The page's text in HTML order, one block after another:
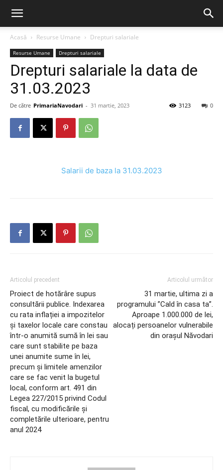
Acasă Resurse Umane Drepturi salariale
Resurse Umane Drepturi salariale
Drepturi salariale la data de
31.03.2023
De către PrimariaNavodari - 31 martie, 2023 0
3123
Salarii de baza la 31.03.2023
Articolul precedent
Proiect de hotărâre supus
consultării publice. Indexarea
cu rata inflației a impozitelor
și taxelor locale care constau
într-o anumită sumă în lei sau
care sunt stabilite pe baza
unei anumite sume în lei,
precum și limitele amenzilor
care se fac venit la bugetul
local, conform art. 491 din
Legea 227/2015 privind Codul
fiscal, cu modificările și
completările ulterioare, pentru
anul 2024
Articolul următor
31 martie, ultima zi a
programului ”Cald în casa ta”.
Aproape 1.000.000 de lei,
alocați persoanelor vulnerabile
din orașul Năvodari